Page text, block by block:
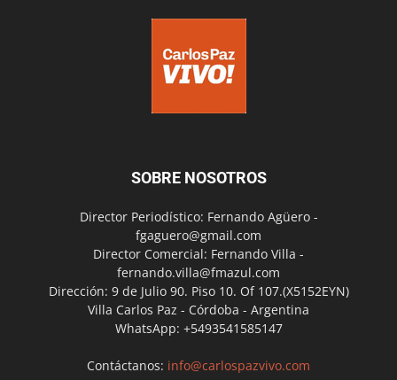
SOBRE NOSOTROS
Director Periodístico: Fernando Agüero -
fgaguero@gmail.com
Director Comercial: Fernando Villa -
fernando.villa@fmazul.com
Dirección: 9 de Julio 90. Piso 10. Of 107.(X5152EYN)
Villa Carlos Paz - Córdoba - Argentina
WhatsApp: +5493541585147
Contáctanos: info@carlospazvivo.com